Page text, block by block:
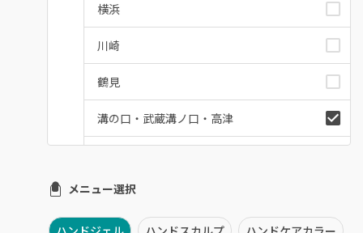
横浜
川崎
鶴見
溝の口・武蔵溝ノ口・高津
本厚木・海老名・伊勢原
港北・都筑・青葉台
メニュー選択